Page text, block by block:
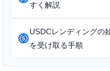
すく解説
USDCレンディング
を受け取る手順